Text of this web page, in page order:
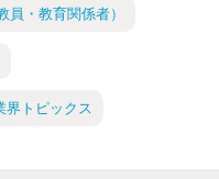
員・教育関係者）
界トピックス